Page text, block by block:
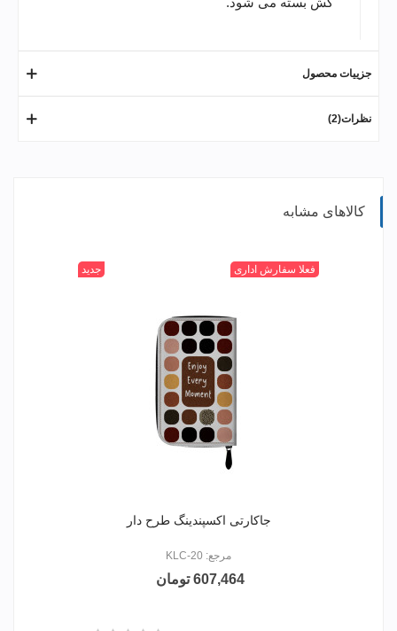
جزییات محصول
نظرات(2)
کالاهای مشابه
004
006
010
014
+ جدید فعلا سفارش اداری
جاکارتی اکسپندینگ طرح دار
مرجع: KLC-20
607,464 تومان